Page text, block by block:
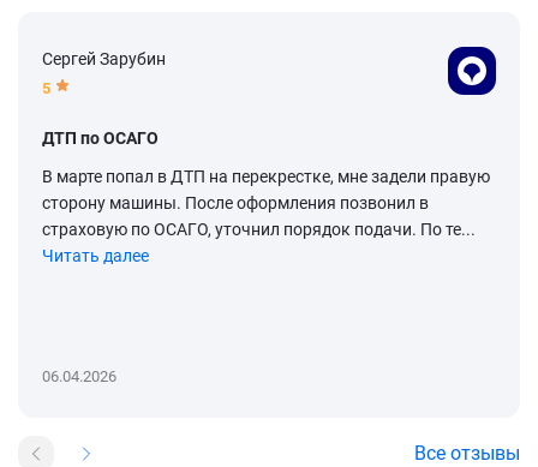
Сергей Зарубин
5
ДТП по ОСАГО
В марте попал в ДТП на перекрестке, мне задели правую
сторону машины. После оформления позвонил в
страховую по ОСАГО, уточнил порядок подачи. По те...
Читать далее
06.04.2026
Все отзывы